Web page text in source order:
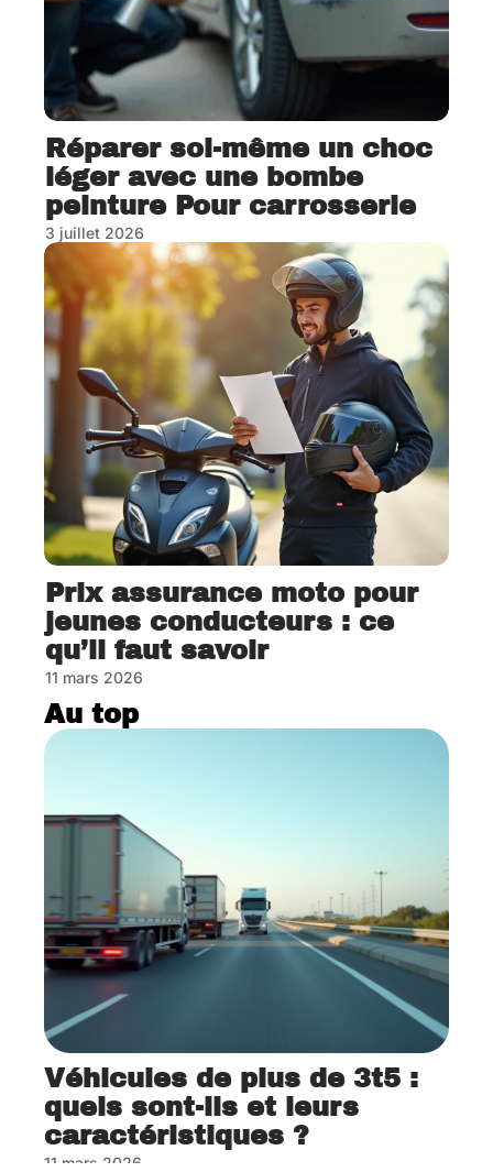
Réparer soi-même un choc
léger avec une bombe
peinture Pour carrosserie
3 juillet 2026
Prix assurance moto pour
jeunes conducteurs : ce
qu’il faut savoir
11 mars 2026
Au top
Véhicules de plus de 3t5 :
quels sont-ils et leurs
caractéristiques ?
11 mars 2026